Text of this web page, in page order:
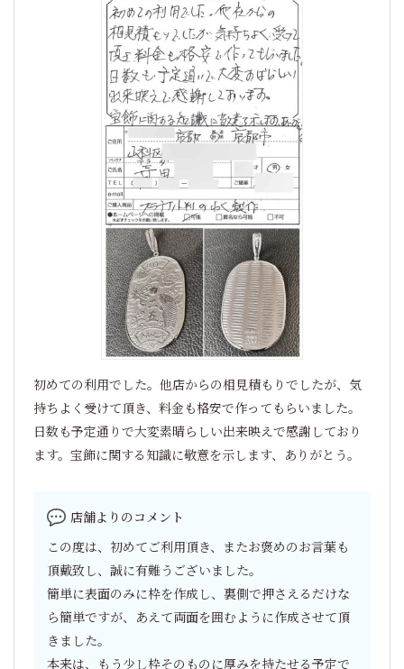
初めての利用でした。他店からの相見積もりでしたが、気
持ちよく受けて頂き、料金も格安で作ってもらいました。
日数も予定通りで大変素晴らしい出来映えで感謝しており
ます。宝飾に関する知識に敬意を示します、ありがとう。
店舗よりのコメント
この度は、初めてご利用頂き、またお褒めのお言葉も
頂戴致し、誠に有難うございました。
簡単に表面のみに枠を作成し、裏側で押さえるだけな
ら簡単ですが、あえて両面を囲むように作成させて頂
きました。
本来は、もう少し枠そのものに厚みを持たせる予定で